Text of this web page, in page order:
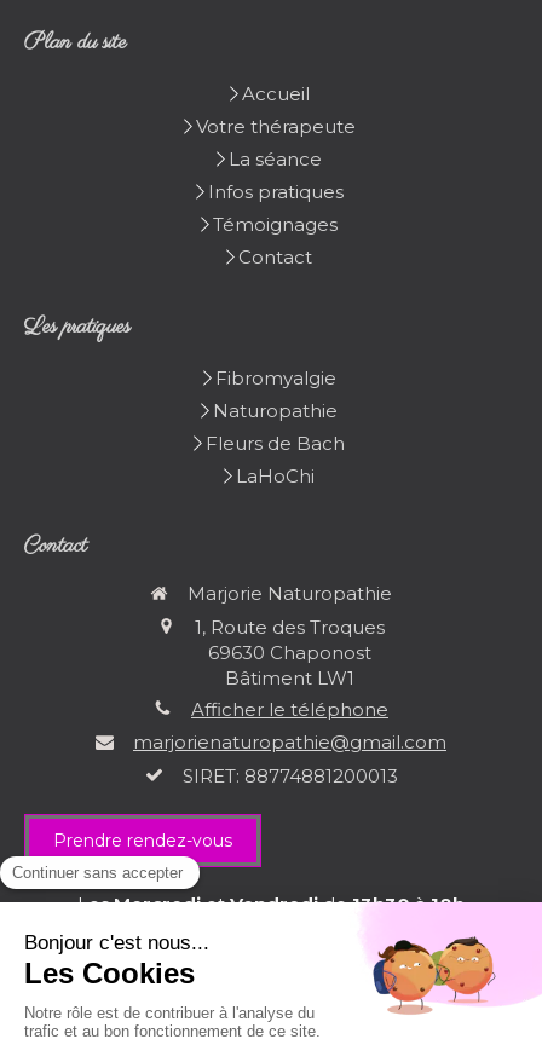
Plan du site
Accueil
Votre thérapeute
La séance
Infos pratiques
Témoignages
Contact
Les pratiques
Fibromyalgie
Naturopathie
Fleurs de Bach
LaHoChi
Contact
Marjorie Naturopathie
1, Route des Troques
69630 Chaponost
Bâtiment LW1
Afficher le téléphone
marjorienaturopathie@gmail.com
SIRET: 88774881200013
Prendre rendez-vous
LesMercredietVendredide13h30à18h
Mentions légales